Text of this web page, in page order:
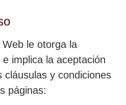
le otorga la
implica la aceptación
cláusulas y condiciones
páginas: